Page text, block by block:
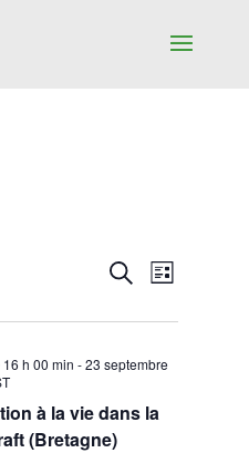
Recherche
navigation
de
Recherche
de
vues
Liste
h 00 min -23 septembre
à la vie dans la
(Bretagne)